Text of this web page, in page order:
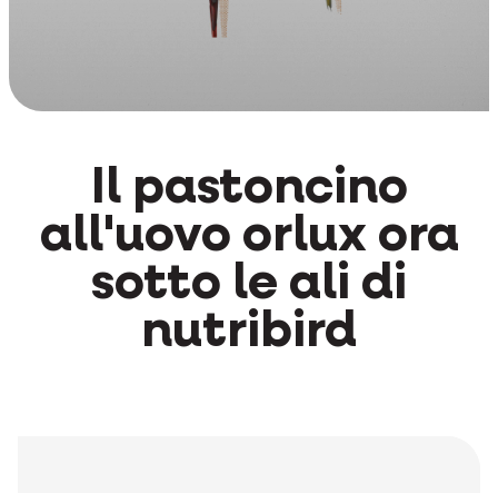
Il pastoncino
all'uovo orlux ora
sotto le ali di
nutribird